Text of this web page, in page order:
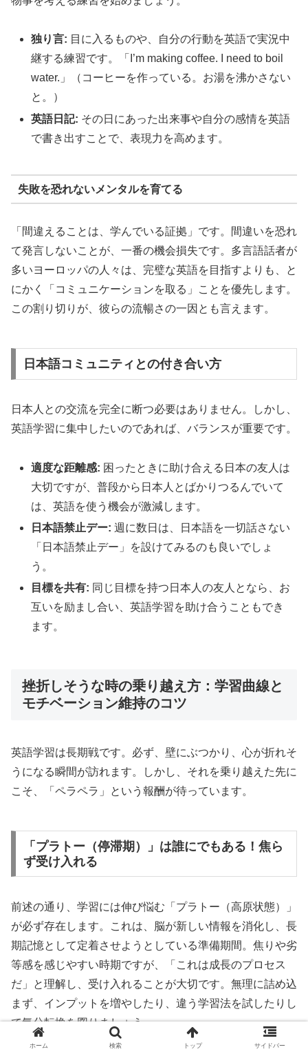
独り言: 目に入るものや、自分の行動を英語で実況中
継する練習です。「I’m making coffee. I need to boil
water.」（コーヒーを作っている。お湯を沸かさない
と。）
英語日記: その日にあった出来事や自分の感情を英語
で書き出すことで、表現力を高めます。
失敗を恐れないメンタルを育てる
「間違えることは、学んでいる証拠」です。間違いを恐れ
て発言しないことが、一番の機会損失です。多言語話者が
多いヨーロッパの人々は、完璧な英語を目指すよりも、と
にかく「コミュニケーションを取る」ことを優先します。
この割り切りが、彼らの流暢さの一因とも言えます。
日本語コミュニティとの付き合い方
日本人との交流を完全に断つ必要はありません。しかし、
英語学習に集中したいのであれば、バランスが重要です。
適度な距離感: 困ったときに助け合える日本の友人は
大切ですが、普段から日本人とばかりつるんでいて
は、英語を使う機会が激減します。
日本語禁止デー: 週に数日は、日本語を一切話さない
「日本語禁止デー」を設けてみるのも良いでしょ
う。
目標を共有: 同じ目標を持つ日本人の友人となら、お
互いを励まし合い、英語学習を助け合うこともでき
ます。
挫折しそうな時の乗り越え方：学習曲線と
モチベーション維持のコツ
英語学習は長期戦です。必ず、壁にぶつかり、心が折れそ
うになる瞬間が訪れます。しかし、それを乗り越えた先に
こそ、「ペラペラ」という報酬が待っています。
「プラトー（停滞期）」は誰にでもある！焦ら
ず受け入れる
前述の通り、学習には伸び悩む「プラトー（高原状態）」
が必ず存在します。これは、脳が新しい情報を消化し、長
期記憶として定着させようとしている準備期間。焦りや劣
等感を感じやすい時期ですが、「これは成長のプロセス
だ」と理解し、受け入れることが大切です。無理に詰め込
まず、インプットを増やしたり、違う学習法を試したりし
て気分転換を図りましょう。
ホーム 検索 トップ サイドバー